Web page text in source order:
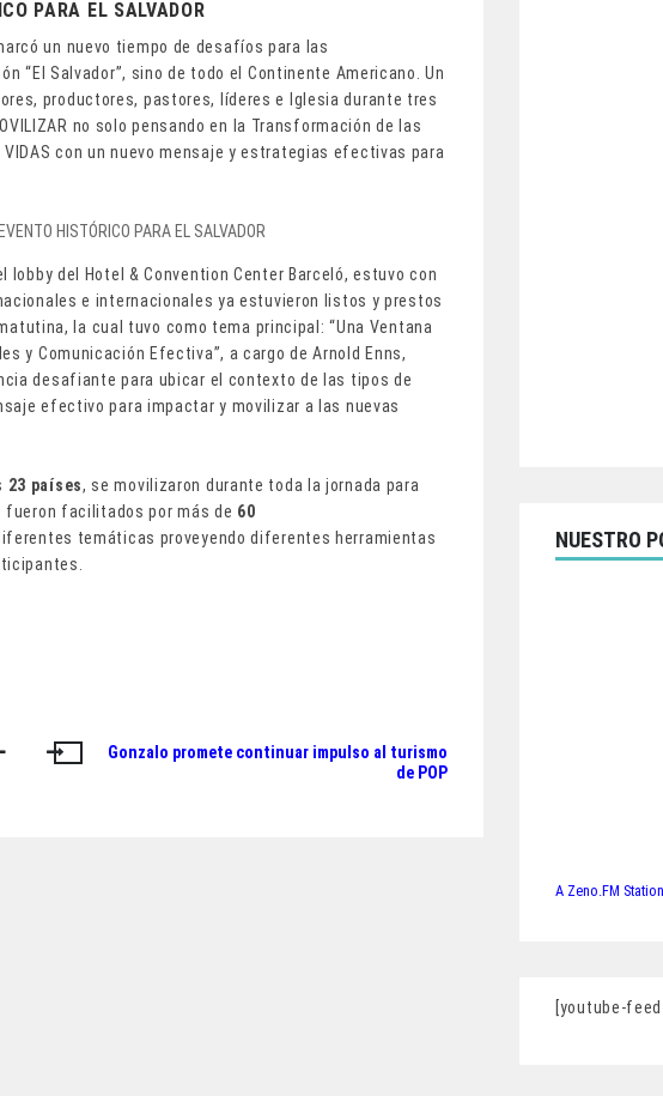
PARA EL SALVADOR
un nuevo tiempo de desafíos para las
“El Salvador”, sino de todo el Continente Americano. Un
productores, pastores, líderes e Iglesia durante tres
no solo pensando en la Transformación de las
con un nuevo mensaje y estrategias efectivas para
lobby del Hotel & Convention Center Barceló, estuvo con
e internacionales ya estuvieron listos y prestos
la cual tuvo como tema principal: “Una Ventana
y Comunicación Efectiva”, a cargo de Arnold Enns,
desafiante para ubicar el contexto de las tipos de
efectivo para impactar y movilizar a las nuevas
23 países, se movilizaron durante toda la jornada para
facilitados por más de 60
temáticas proveyendo diferentes herramientas
Gonzalo promete continuar impulso al turismo
de POP
NUESTRO
A Zeno.FM Station
[youtube-